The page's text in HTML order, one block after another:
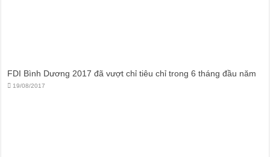
FDI Bình Dương 2017 đã vượt chỉ tiêu chỉ trong 6 tháng đầu năm
19/08/2017